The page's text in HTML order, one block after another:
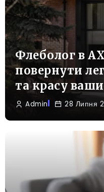
Флеболог в
повернути
та красу
Admin 28 Липня